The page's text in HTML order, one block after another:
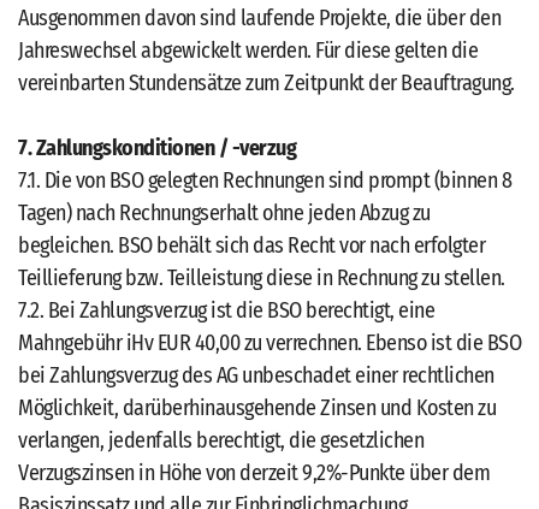
Ausgenommen davon sind laufende Projekte, die über den
Jahreswechsel abgewickelt werden. Für diese gelten die
vereinbarten Stundensätze zum Zeitpunkt der Beauftragung.
7. Zahlungskonditionen / -verzug
7.1. Die von BSO gelegten Rechnungen sind prompt (binnen 8
Tagen) nach Rechnungserhalt ohne jeden Abzug zu
begleichen. BSO behält sich das Recht vor nach erfolgter
Teillieferung bzw. Teilleistung diese in Rechnung zu stellen.
7.2. Bei Zahlungsverzug ist die BSO berechtigt, eine
Mahngebühr iHv EUR 40,00 zu verrechnen. Ebenso ist die BSO
bei Zahlungsverzug des AG unbeschadet einer rechtlichen
Möglichkeit, darüberhinausgehende Zinsen und Kosten zu
verlangen, jedenfalls berechtigt, die gesetzlichen
Verzugszinsen in Höhe von derzeit 9,2%-Punkte über dem